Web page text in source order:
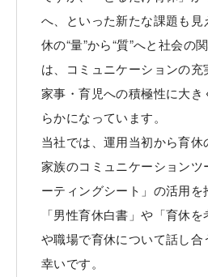
へ、といった新たな課題も
休の“量”から“質”へと社会の
は、コミュニケーションの
家事・育児への積極性に大き
らかになっています。
当社では、運用当初から育休
家族のコミュニケーションツ
ーティングシート」の活用を
「男性育休白書」や「育休
や職場で育休について話し
幸いです。